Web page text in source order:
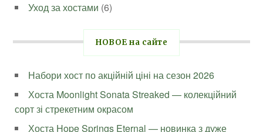
Уход за хостами (6)
НОВОЕ на сайте
Набори хост по акційній ціні на сезон 2026
Хоста Moonlight Sonata Streaked — колекційний
сорт зі стрекетним окрасом
Хоста Hope Springs Eternal — новинка з дуже